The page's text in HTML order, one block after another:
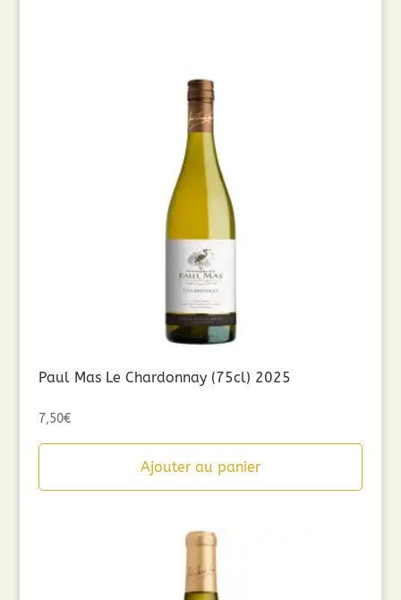
Paul Mas Le Chardonnay (75cl) 2025
7,50€
Ajouter au panier